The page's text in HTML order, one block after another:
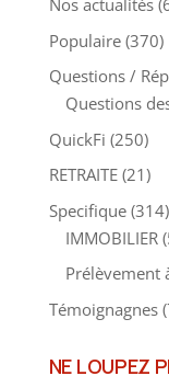
Nos actualités
Populaire (370)
Questions /
Questions
QuickFi (250)
RETRAITE(21)
Specifique (314)
IMMOBILIER
Prélèvement
Témoignagnes